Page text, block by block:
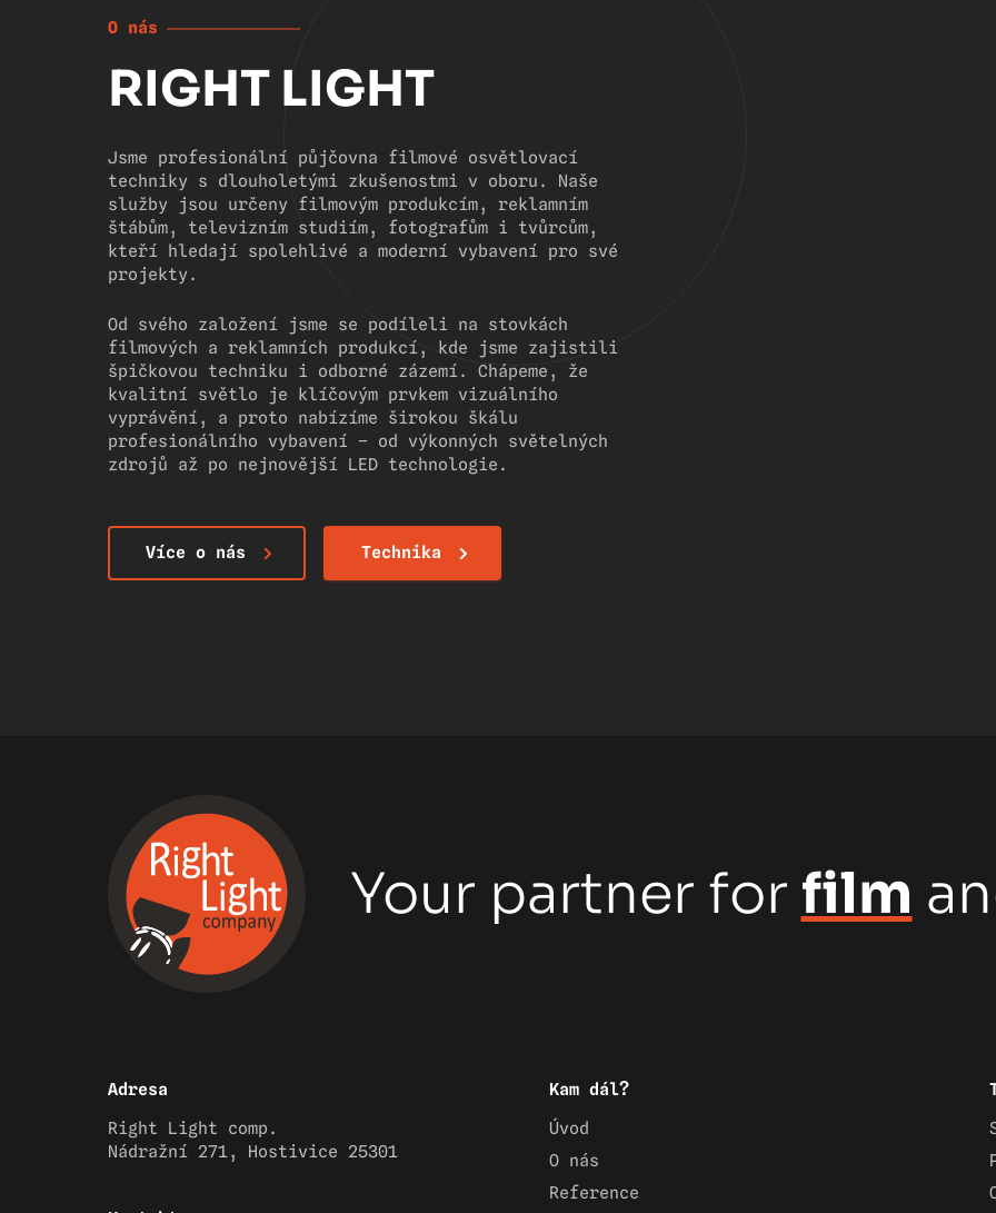
O nás
RIGHT LIGHT
Jsme profesionální půjčovna filmové osvětlovací
techniky s dlouholetými zkušenostmi v oboru. Naše
služby jsou určeny filmovým produkcím, reklamním
štábům, televizním studiím, fotografům i tvůrcům,
kteří hledají spolehlivé a moderní vybavení pro své
projekty.
Od svého založení jsme se podíleli na stovkách
filmových a reklamních produkcí, kde jsme zajistili
špičkovou techniku i odborné zázemí. Chápeme, že
kvalitní světlo je klíčovým prvkem vizuálního
vyprávění, a proto nabízíme širokou škálu
profesionálního vybavení – od výkonných světelných
zdrojů až po nejnovější LED technologie.
Více o nás Technika
Your partner for film
Adresa
Right Light comp.
Nádražní 271, Hostivice 25301
Kam dál?
Úvod
O nás
Reference